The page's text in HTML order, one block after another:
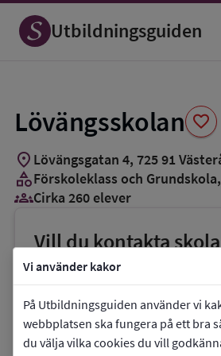
Vi använder kakor
På Utbildningsguiden använder vi
webbplatsen ska fungera på ett bra
du välja vilka cookies du vill
Utbildningsguiden
Lövängsskolan favorite
Spara
som
favorit
location_on Lövängsgatan 4, 72591
categoryFörskoleklass och Grundskola
groups_3Cirka 260 elever
Vill du kontakta
phoneTelefon:021-394434
E-post: buf@vasteras.se
link Webbplats:Lövängsskolan